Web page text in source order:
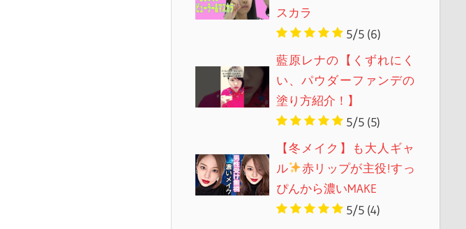
スカラ
5/5 (6)
藍原レナの【くずれにく
い、パウダーファンデの
塗り方紹介！】
5/5 (5)
【冬メイク】も大人ギャ
ル
赤リップが主役!すっ
ぴんから濃いMAKE
5/5 (4)